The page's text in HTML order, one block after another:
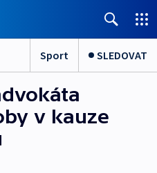
Sport SLEDOVAT
v kauze